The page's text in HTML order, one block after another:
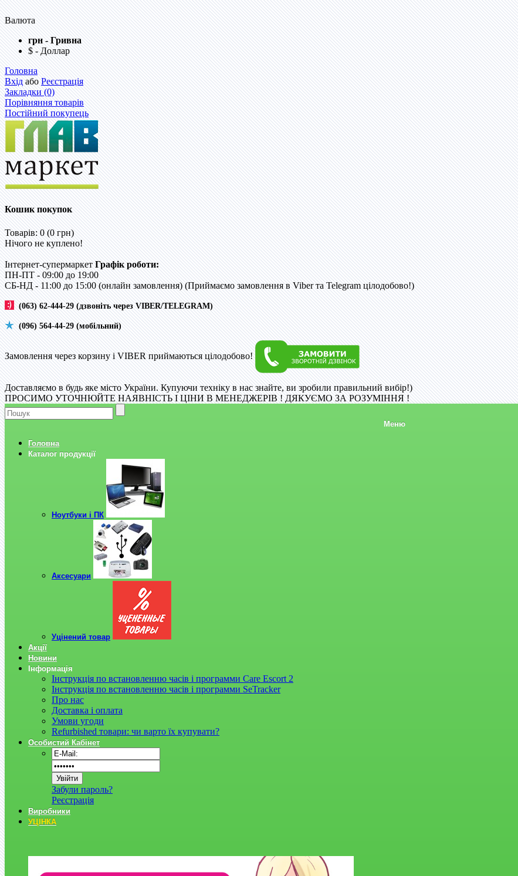
Валюта
грн - Гривна
$ - Доллар
Головна
ВхідабоРеєстрація
Закладки (0)
Порівняння товарів
Постійний покупець
Кошик покупок
Товарів: 0 (0 грн)
Нічого не куплено!
Інтернет-супермаркет Графік роботи:
ПН-ПТ - 09:00 до 19:00
CБ-НД - 11:00 до 15:00 (онлайн замовлення) (Приймаємо замовлення в Viber та Telegram цілодобово!)
(063) 62-444-29 (дзвоніть через VIBER/TELEGRAM)
(096) 564-44-29 (мобільний)
Замовлення через корзину і VIBER приймаються цілодобово!
Доставляємо в будь яке місто України. Купуючи техніку в нас знайте, ви зробили правильний вибір!)
ПРОСИМО УТОЧНЮЙТЕ НАЯВНІСТЬ І ЦІНИ В МЕНЕДЖЕРІВ ! ДЯКУЄМО ЗА РОЗУМІННЯ !
Меню
Головна
Каталог продукції
Ноутбуки і ПК
Аксесуари
Уцінений товар
Акції
Новини
Інформація
Інструкція по встановленню часів і программи Care Escort 2
Інструкція по встановленню часів і программи SeTracker
Про нас
Доставка і оплата
Умови угоди
Refurbished товари: чи варто їх купувати?
Особистий Кабінет
Забули пароль?
Реєстрація
Виробники
УЦІНКА